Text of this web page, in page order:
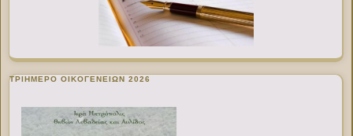
ΤΡΙΗΜΕΡΟ ΟΙΚΟΓΕΝΕΙΩΝ 2026